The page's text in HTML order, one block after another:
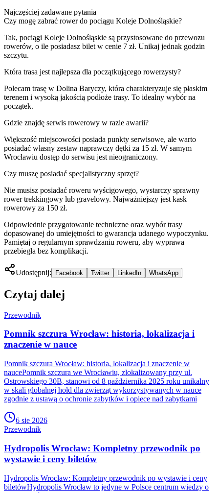
Najczęściej zadawane pytania
Czy mogę zabrać rower do pociągu Koleje Dolnośląskie?
Tak, pociągi Koleje Dolnośląskie są przystosowane do przewozu
rowerów, o ile posiadasz bilet w cenie 7 zł. Unikaj jednak godzin
szczytu.
Która trasa jest najlepsza dla początkującego rowerzysty?
Polecam trasę w Dolina Baryczy, która charakteryzuje się płaskim
terenem i wysoką jakością podłoże trasy. To idealny wybór na
początek.
Gdzie znajdę serwis rowerowy w razie awarii?
Większość miejscowości posiada punkty serwisowe, ale warto
posiadać własny zestaw naprawczy dętki za 15 zł. W samym
Wrocławiu dostęp do serwisu jest nieograniczony.
Czy muszę posiadać specjalistyczny sprzęt?
Nie musisz posiadać roweru wyścigowego, wystarczy sprawny
rower trekkingowy lub gravelowy. Najważniejszy jest kask
rowerowy za 150 zł.
Odpowiednie przygotowanie techniczne oraz wybór trasy
dopasowanej do umiejętności to gwarancja udanego wypoczynku.
Pamiętaj o regularnym sprawdzaniu roweru, aby wyprawa
przebiegła bez komplikacji.
Udostępnij: Facebook Twitter LinkedIn WhatsApp
Czytaj dalej
Przewodnik
Pomnik szczura Wrocław: historia, lokalizacja i
znaczenie w nauce
Pomnik szczura Wrocław: historia, lokalizacja i znaczenie w
naucePomnik szczura we Wrocławiu, zlokalizowany przy ul.
Ostrowskiego 30B, stanowi od 8 października 2025 roku unikalny
w skali globalnej hołd dla zwierząt wykorzystywanych w nauce
zgodnie z ustawą o ochronie zabytków i opiece nad zabytkami
6 sie 2026
Przewodnik
Hydropolis Wrocław: Kompletny przewodnik po
wystawie i ceny biletów
Hydropolis Wrocław: Kompletny przewodnik po wystawie i ceny
biletówHydropolis Wrocław to jedyne w Polsce centrum wiedzy o